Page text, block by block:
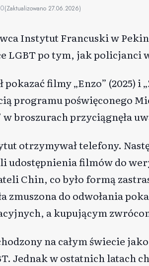
(Zaktualizowano 27.06.2026)
Instytut Francuski w
LGBT po tym, jak policjanci
filmy „Enzo” (2025)
programu poświęconego
broszurach przyciągnęła
otrzymywał telefony.
udostępnienia filmów do
Chin, co było formą
zmuszona do odwołania
a kupującym
na całym świecie
Jednak w ostatnich latach